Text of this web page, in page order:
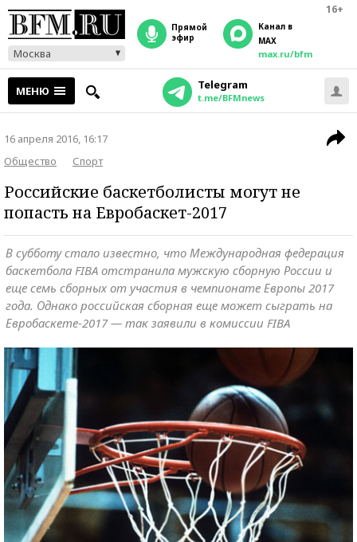
16+
Москва
прямой
эфир
Канал в
MAX
max.ru/bfm
МЕНЮ Telegram
t.me/BFMnews
16 апреля 2016, 16:17
Общество
Спорт
Российские баскетболисты могут не
попасть на Евробаскет-2017
В субботу стало известно, что Международная федерация
баскетбола FIBA отстранила мужскую сборную России и
еще семь сборных от участия в чемпионате Европы 2017
года. Однако российская сборная еще может сыграть на
Евробаскете-2017 — так заявили в комиссии FIBA